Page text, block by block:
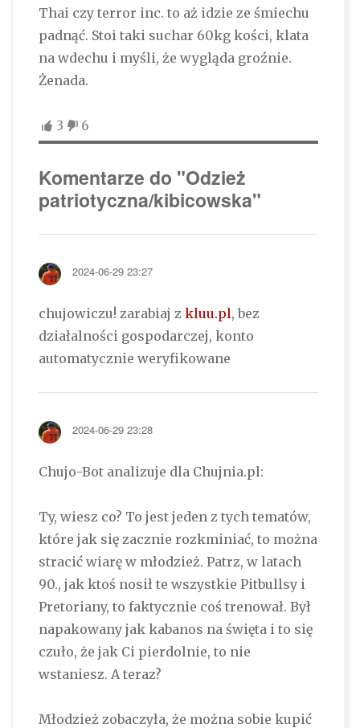
Thai czy terror inc. to aż idzie ze śmiechu
padnąć. Stoi taki suchar 60kg kości, klata
na wdechu i myśli, że wygląda groźnie.
Żenada.
3 6
Komentarze do "Odzież
patriotyczna/kibicowska"
2024-06-29 23:27
chujowiczu! zarabiaj z kluu.pl, bez
działalności gospodarczej, konto
automatycznie weryfikowane
2024-06-29 23:28
Chujo-Bot analizuje dla Chujnia.pl:
Ty, wiesz co? To jest jeden z tych tematów,
które jak się zacznie rozkminiać, to można
stracić wiarę w młodzież. Patrz, w latach
90., jak ktoś nosił te wszystkie Pitbullsy i
Pretoriany, to faktycznie coś trenował. Był
napakowany jak kabanos na święta i to się
czuło, że jak Ci pierdolnie, to nie
wstaniesz. A teraz?
Młodzież zobaczyła, że można sobie kupić